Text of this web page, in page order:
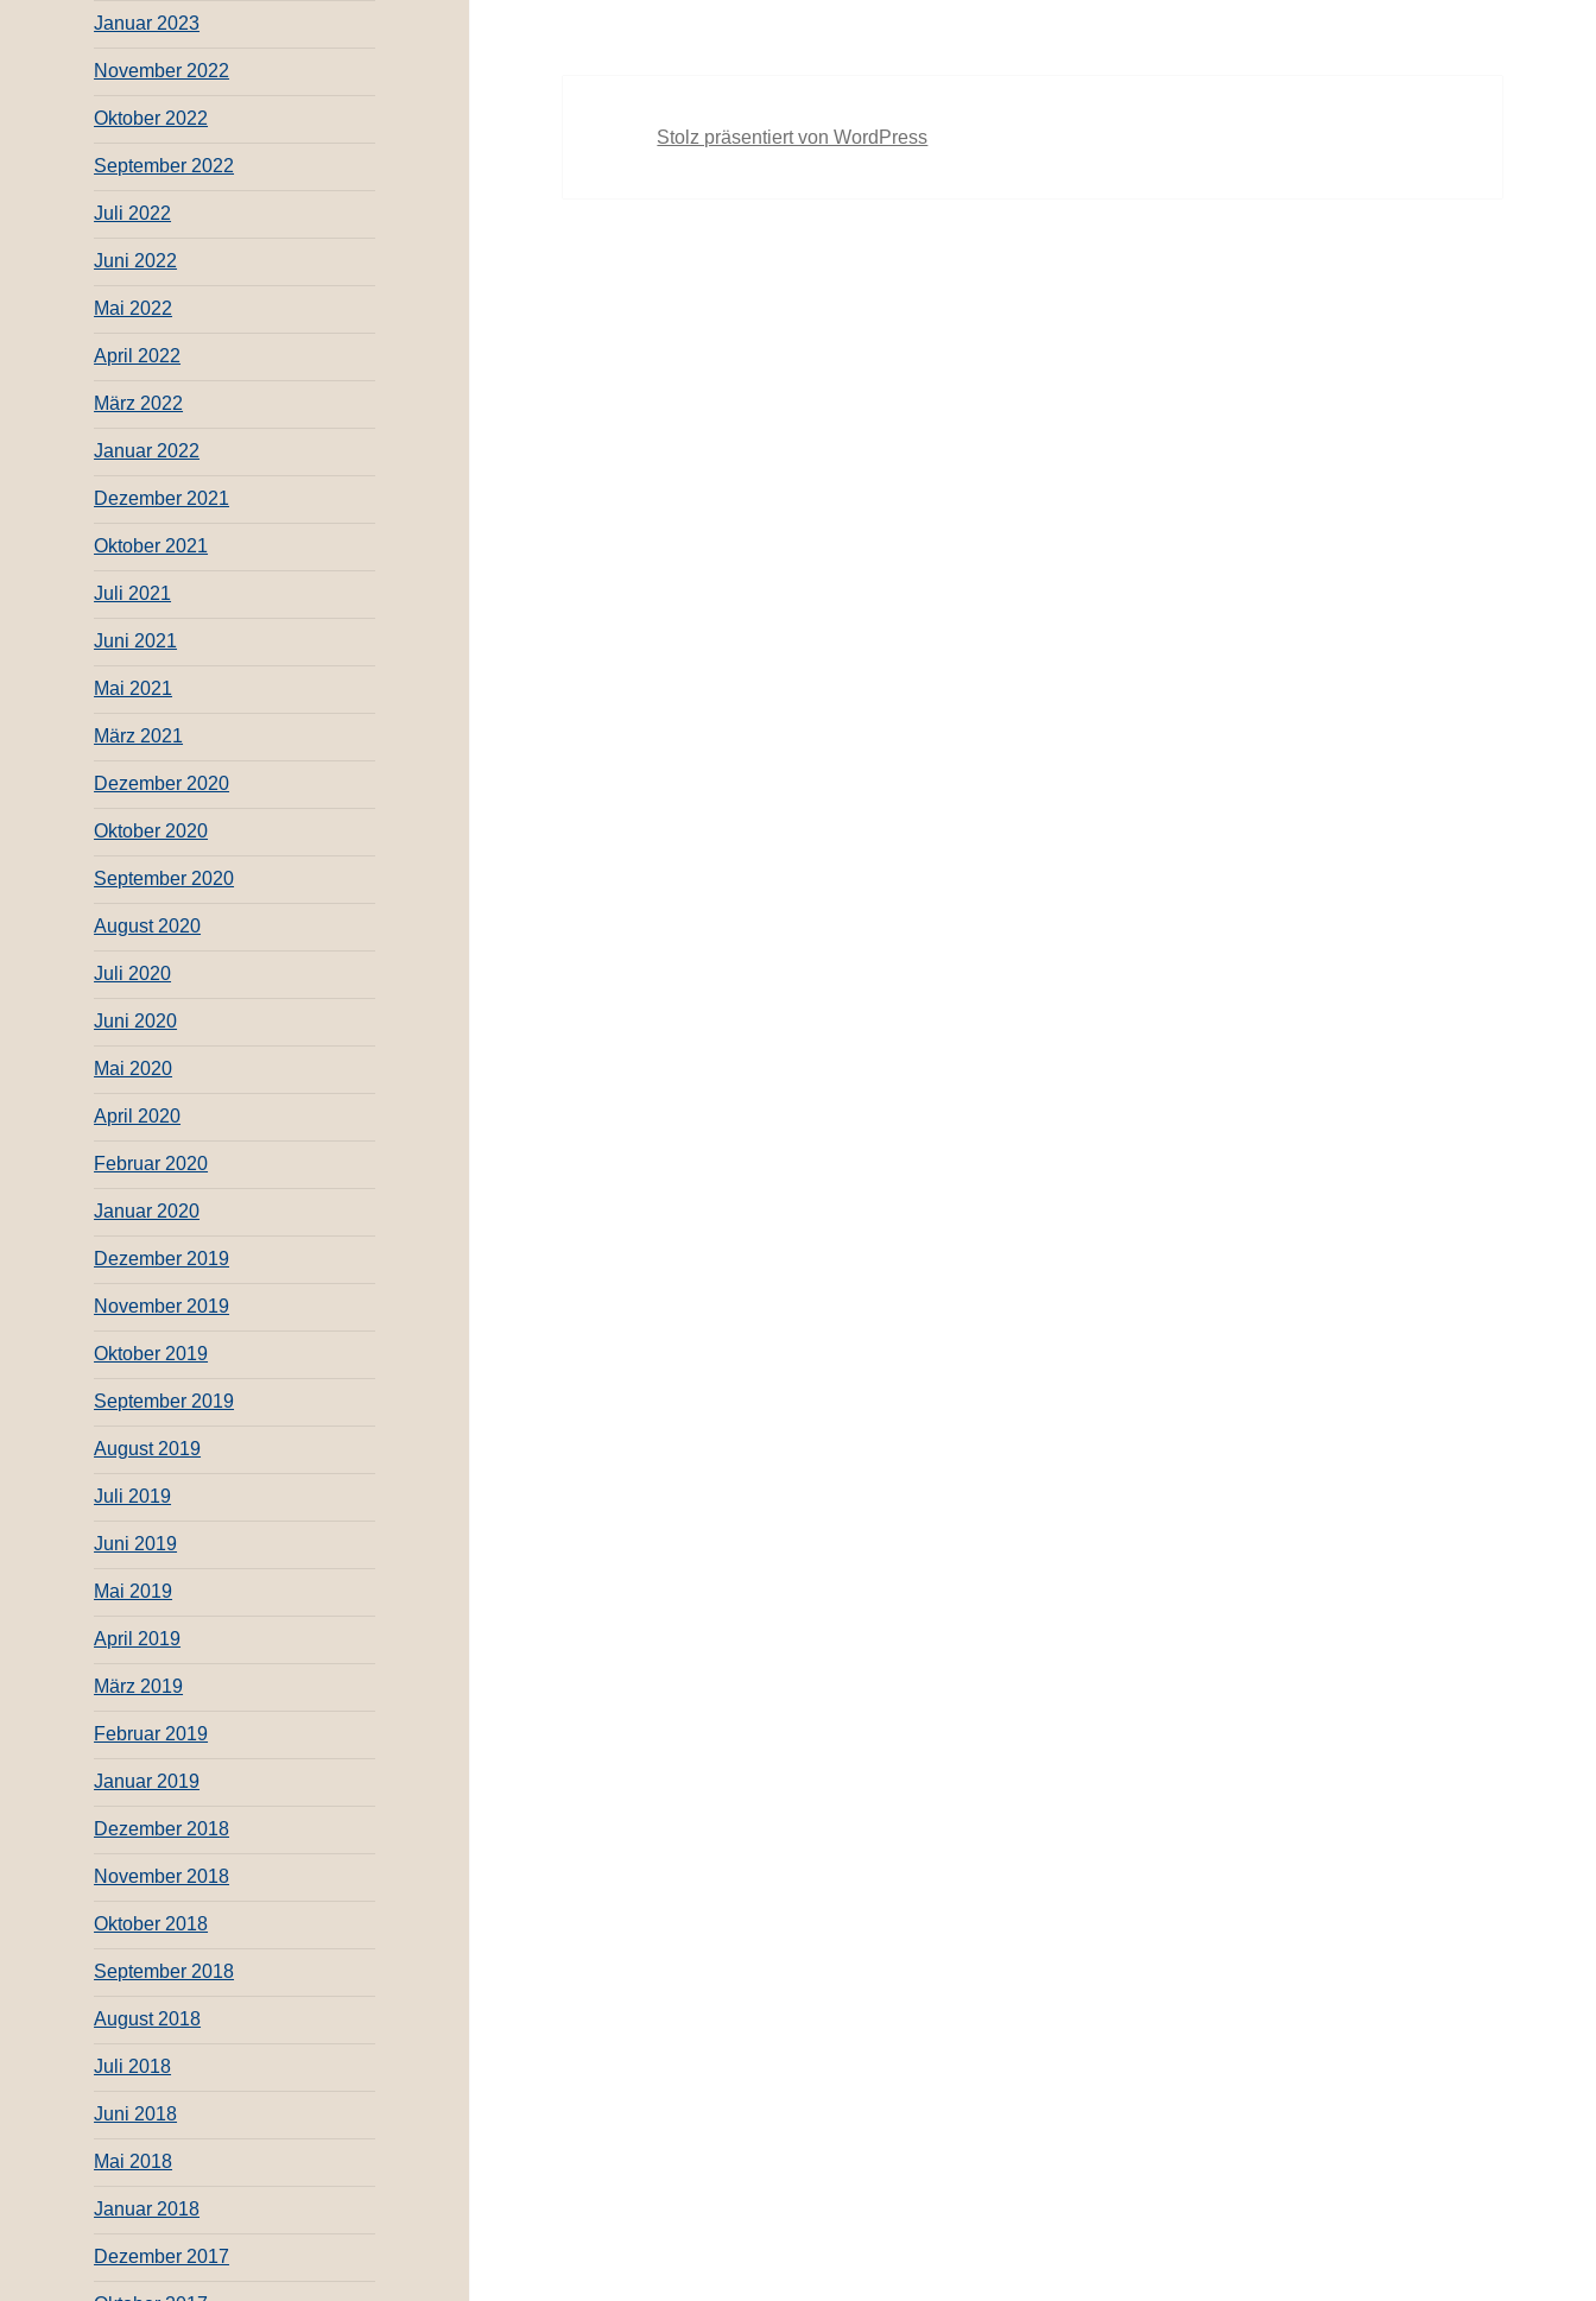
Januar 2023
November 2022
Oktober 2022
September 2022
Juli 2022
Juni 2022
Mai 2022
April 2022
März 2022
Januar 2022
Dezember 2021
Oktober 2021
Juli 2021
Juni 2021
Mai 2021
März 2021
Dezember 2020
Oktober 2020
September 2020
August 2020
Juli 2020
Juni 2020
Mai 2020
April 2020
Februar 2020
Januar 2020
Dezember 2019
November 2019
Oktober 2019
September 2019
August 2019
Juli 2019
Juni 2019
Mai 2019
April 2019
März 2019
Februar 2019
Januar 2019
Dezember 2018
November 2018
Oktober 2018
September 2018
August 2018
Juli 2018
Juni 2018
Mai 2018
Januar 2018
Dezember 2017
Stolz präsentiert von WordPress